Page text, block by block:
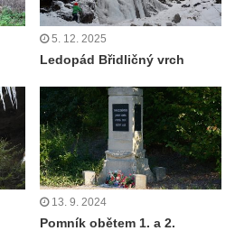
5. 12. 2025
Ledopád Břidličný vrch
13. 9. 2024
Pomník obětem 1. a 2.